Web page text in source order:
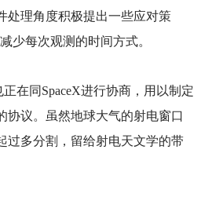
处理角度积极提出一些应对策
少每次观测的时间方式。
在同SpaceX进行协商，用以制定
协议。虽然地球大气的射电窗口
过多分割，留给射电天文学的带